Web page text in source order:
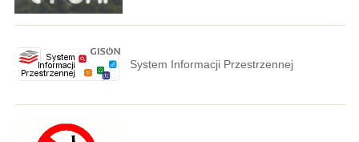
System Informacji Przestrzennej